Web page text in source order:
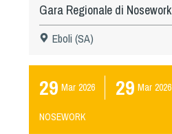
Gara Regionale di Nosework
Eboli (SA)
29 Mar 2026 29 Mar 2026
NOSEWORK